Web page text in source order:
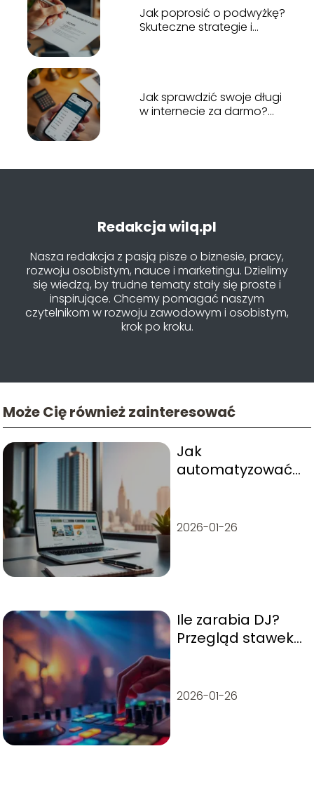
Jak poprosić o podwyżkę?
Skuteczne strategie i
Jak sprawdzić swoje długi
w internecie za darmo?
Redakcja wilq.pl
Nasza redakcja z pasją pisze o biznesie, pracy,
rozwoju osobistym, nauce i marketingu. Dzielimy
się wiedzą, by trudne tematy stały się proste i
inspirujące. Chcemy pomagać naszym
czytelnikom w rozwoju zawodowym i osobistym,
krok po kroku.
Może Cię również zainteresować
Jak
automatyzować
Praktyczne
2026-01-26
Ile zarabia DJ?
Przegląd stawek
2026-01-26